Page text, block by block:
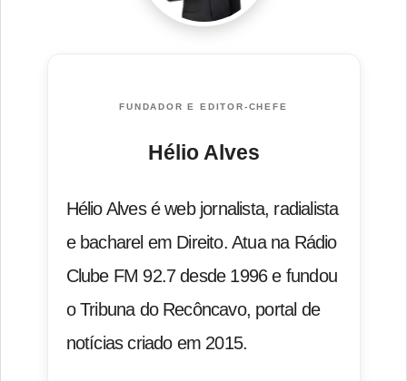
FUNDADOR E EDITOR-CHEFE
Hélio Alves
Hélio Alves é web jornalista, radialista
e bacharel em Direito. Atua na Rádio
Clube FM 92.7 desde 1996 e fundou
o Tribuna do Recôncavo, portal de
notícias criado em 2015.